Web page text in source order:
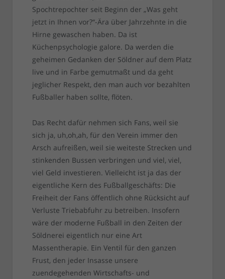
Spochtrepochter seit Beginn der „Was geht
jetzt in Ihnen vor?“-Ära über Jahrzehnte in die
Hirne gewaschen haben. Da ist
Küchenpsychologie galore. Da werden die
geheimen Gedanken der Söldner auf dem Platz
live und in Farbe gemutmaßt und da geht
jeglicher Respekt, den man auch vor bezahlten
Fußballer haben sollte, flöten.
Das Recht dafür nehmen sich Fans, weil sie
sich ja, uh,oh,ah, für den Verein immer den
Arsch aufreißen, weil sie weiteste Strecken und
stinkenden Bussen verbringen und viel, viel,
viel Geld investieren. Vielleicht ist ja das der
eigentliche Kern des Fußballgeschäfts: Die
Freiheit der Fans öffentlich ohne Rücksicht auf
Verluste Triebabfuhr zu betreiben. Insofern
wäre der moderne Fußball in den Zeiten der
Söldnerei eigentlich nur eine Art
Massentherapie. Ein Ventil für den ganzen
Frust, den jeder Insasse unsere
zuendegehenden Wirtschafts- und